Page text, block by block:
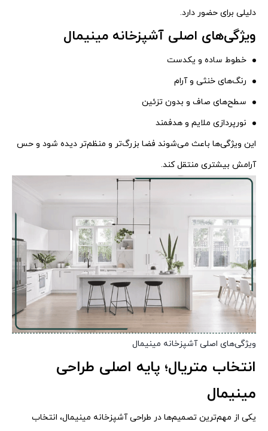
دلیلی برای حضور دارد.
ویژگی‌های اصلی آشپزخانه مینیمال
خطوط ساده و یکدست
رنگ‌های خنثی و آرام
سطح‌های صاف و بدون تزئین
نورپردازی ملایم و هدفمند
این ویژگی‌ها باعث می‌شوند فضا بزرگ‌تر و منظم‌تر دیده شود و حس
آرامش بیشتری منتقل کند.
ویژگی‌های اصلی آشپزخانه مینیمال
انتخاب متریال؛ پایه اصلی طراحی
مینیمال
یکی از مهم‌ترین تصمیم‌ها در طراحی آشپزخانه مینیمال، انتخاب